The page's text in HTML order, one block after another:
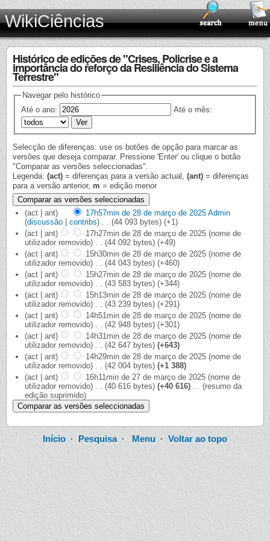
WikiCiências
Histórico de edições de "Crises, Policrise e a
importância do reforço da Resiliência do Sistema
Terrestre"
Navegar pelo histórico
Até o ano:
Até o mês:
Selecção de diferenças: use os botões de opção para marcar as
versões que deseja comparar. Pressione 'Enter' ou clique o botão
"Comparar as versões seleccionadas".
Legenda: (act) = diferenças para a versão actual, (ant) = diferenças
para a versão anterior, m = edição menor
(act | ant) 17h57min de 28 de março de 2025 Admin
(discussão | contribs) (44 093 bytes) (+1)
(act | ant)
17h27min de 28 de março de 2025 (nome de
utilizador removido)
(44 092 bytes) (+49)
(act | ant)
15h30min de 28 de março de 2025 (nome de
utilizador removido)
(44 043 bytes) (+460)
(act | ant)
15h27min de 28 de março de 2025 (nome de
utilizador removido)
(43 583 bytes) (+344)
(act | ant)
15h13min de 28 de março de 2025 (nome de
utilizador removido)
(43 239 bytes) (+291)
(act | ant)
14h51min de 28 de março de 2025 (nome de
utilizador removido)
(42 948 bytes) (+301)
(act | ant)
14h31min de 28 de março de 2025 (nome de
utilizador removido)
(42 647 bytes) (+643)
(act | ant)
14h29min de 28 de março de 2025 (nome de
utilizador removido)
(42 004 bytes) (+1 388)
(act | ant)
16h11min de 27 de março de 2025 (nome de
utilizador removido)
(40 616 bytes) (+40 616)
(resumo da
edição suprimido)
Início·Pesquisa·Menu·Voltar ao topo